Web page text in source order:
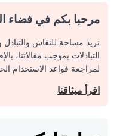
مرحبا بكم في فضاء
نريد مساحة للنقاش
التبادلات بموجب مقالاتنا،
لمراجعة قواعد الاستخدام
اقرأ ميثاقنا